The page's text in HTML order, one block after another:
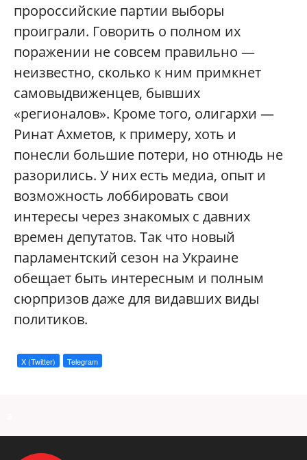
пророссийские партии выборы
проиграли. Говорить о полном их
поражении не совсем правильно —
неизвестно, сколько к ним примкнет
самовыдвиженцев, бывших
«регионалов». Кроме того, олигархи —
Ринат Ахметов, к примеру, хоть и
понесли большие потери, но отнюдь не
разорились. У них есть медиа, опыт и
возможность лоббировать свои
интересы через знакомых с давних
времен депутатов. Так что новый
парламентский сезон на Украине
обещает быть интересным и полным
сюрпризов даже для видавших виды
политиков.
X (Twitter) Telegram